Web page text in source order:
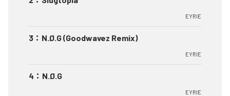
EYRIE
3 ： N.Ø.G (Goodwavez Remix)
EYRIE
4 ： N.Ø.G
EYRIE